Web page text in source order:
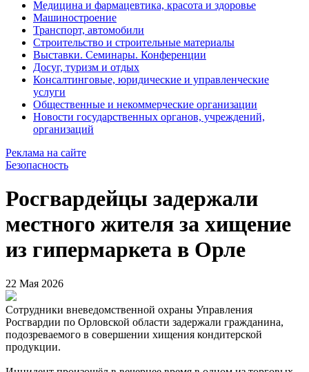
Медицина и фармацевтика, красота и здоровье
Машиностроение
Транспорт, автомобили
Строительство и строительные материалы
Выставки. Семинары. Конференции
Досуг, туризм и отдых
Консалтинговые, юридические и управленческие
услуги
Общественные и некоммерческие организации
Новости государственных органов, учреждений,
организаций
Реклама на сайте
Безопасность
Росгвардейцы задержали
местного жителя за хищение
из гипермаркета в Орле
22 Мая 2026
Сотрудники вневедомственной охраны Управления
Росгвардии по Орловской области задержали гражданина,
подозреваемого в совершении хищения кондитерской
продукции.